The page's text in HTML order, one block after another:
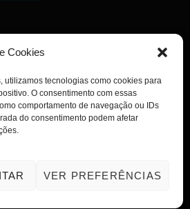
Cookies
tecnologias como cookies para
O consentimento com essas
comportamento de navegação ou IDs
do consentimento podem afetar
VER PREFERÊNCIAS